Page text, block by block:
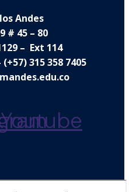
Andes
# 45 – 80
– Ext 114
315 358 7405
Youtube